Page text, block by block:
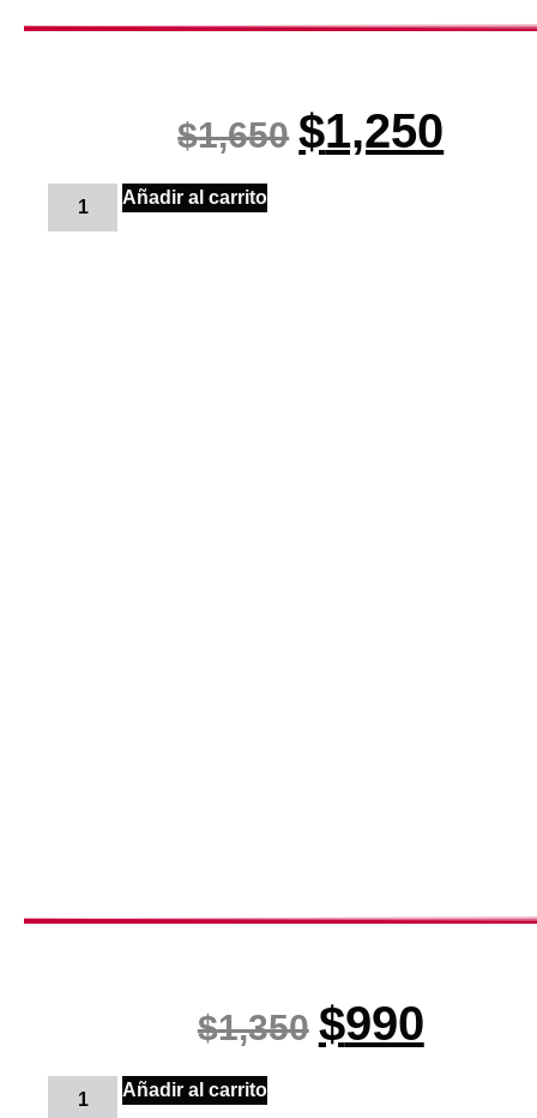
$1,650 $1,250
Añadir al carrito
$1,350 $990
Añadir al carrito